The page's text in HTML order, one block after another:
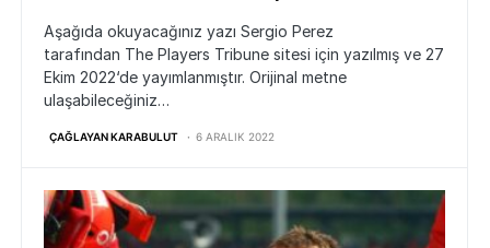
Aşağıda okuyacağınız yazı Sergio Perez
tarafından The Players Tribune sitesi için yazılmış ve 27
Ekim 2022‘de yayımlanmıştır. Orijinal metne
ulaşabileceğiniz…
ÇAĞLAYAN KARABULUT 6 ARALIK 2022